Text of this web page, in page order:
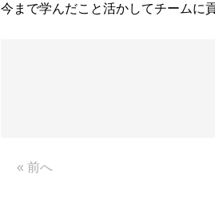
今まで学んだこと活かしてチームに
« 前へ